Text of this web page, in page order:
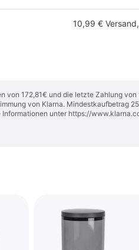
10,99 € Versand,
von 172,81€ und die letzte Zahlung
von Klarna. Mindestkaufbetrag
Informationen unter https://